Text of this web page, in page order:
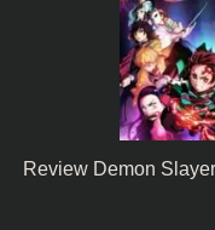
Review Demon